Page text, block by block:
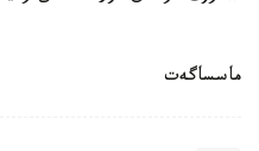
ماسساگەت